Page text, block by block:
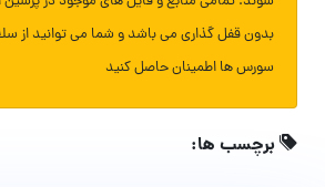
بدون قفل گذاری می باشد و شما می توانید از
سورس ها اطمینان حاصل کنید
برچسب ها: